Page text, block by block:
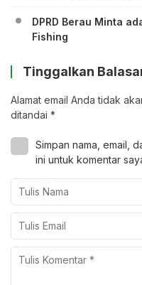
DPRD Berau Minta
Fishing
Tinggalkan
Alamat email Anda tidak
ditandai *
Simpan nama, email,
ini untuk komentar